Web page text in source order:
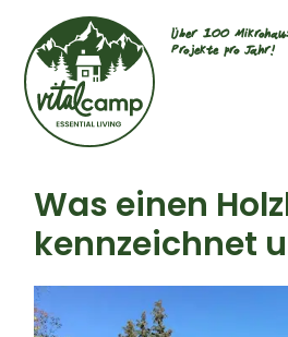
Über 100
Projekte pro Jahr!
Was einen
kennzeichnet